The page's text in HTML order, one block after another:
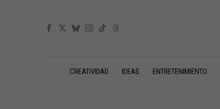
CREATIVIDAD IDEAS ENTRETENIMIENTO